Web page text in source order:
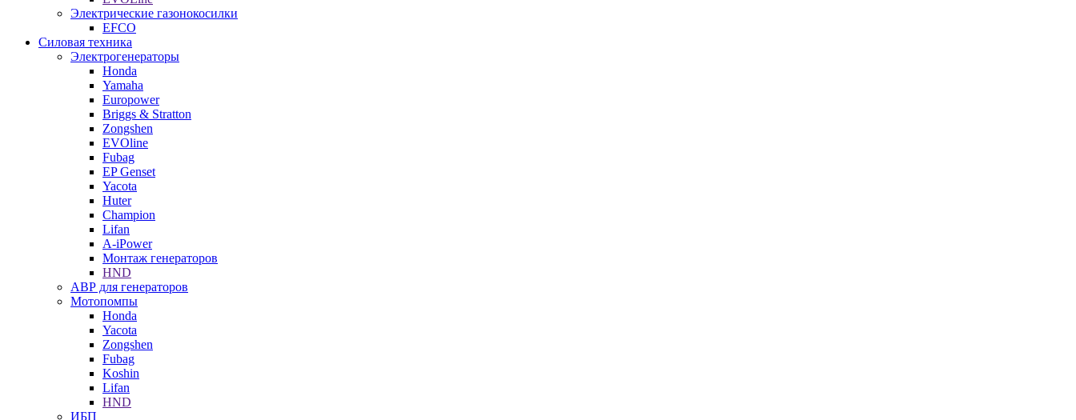
Электрические газонокосилки
EFCO
Силовая техника
Электрогенераторы
Honda
Yamaha
Europower
Briggs & Stratton
Zongshen
EVOline
Fubag
EP Genset
Yacota
Huter
Champion
Lifan
A-iPower
Монтаж генераторов
HND
АВР для генераторов
Мотопомпы
Honda
Yacota
Zongshen
Fubag
Koshin
Lifan
HND
ИБП